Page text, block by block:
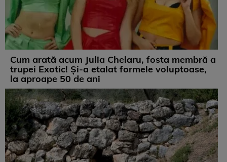
Cum arată acum Julia Chelaru, fosta membră a
trupei Exotic! Și-a etalat formele voluptoase,
la aproape 50 de ani